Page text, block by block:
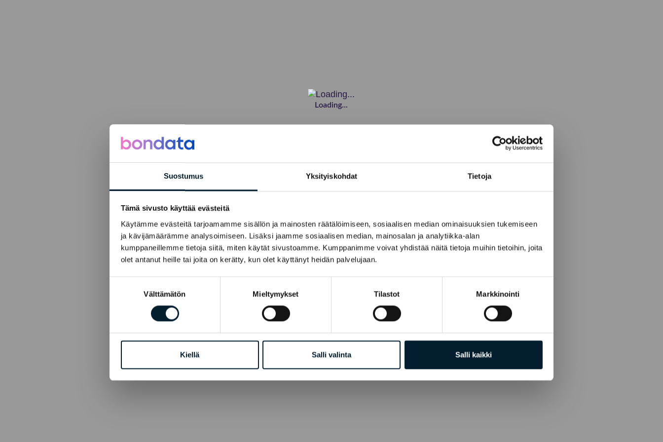
Suostumus Yksityiskohdat Tietoja
Tämä sivusto käyttää evästeitä
Käytämme evästeitä tarjoamamme sisällön ja mainosten räätälöimiseen, sosiaalisen median ominaisuuksien tukemiseen
ja kävijämäärämme analysoimiseen. Lisäksi jaamme sosiaalisen median, mainosalan ja analytiikka-alan
kumppaneillemme tietoja siitä, miten käytät sivustoamme. Kumppanimme voivat yhdistää näitä tietoja muihin tietoihin, joita
olet antanut heille tai joita on kerätty, kun olet käyttänyt heidän palvelujaan.
Välttämätön Mieltymykset Tilastot Markkinointi
Kiellä Salli valinta Salli kaikki
Loading...